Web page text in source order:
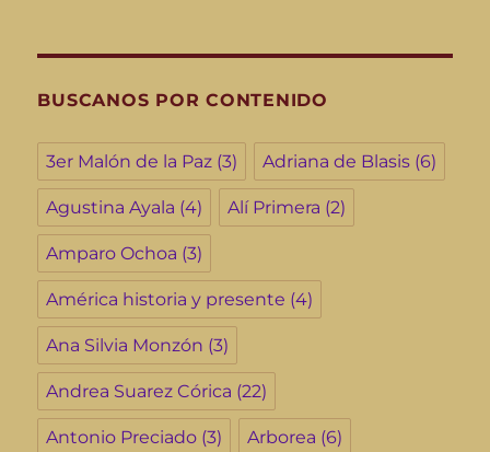
BUSCANOS POR CONTENIDO
3er Malón de la Paz (3) Adriana de Blasis (6)
Agustina Ayala (4) Alí Primera (2)
Amparo Ochoa (3)
América historia y presente (4)
Ana Silvia Monzón (3)
Andrea Suarez Córica (22)
Antonio Preciado (3) Arborea (6)